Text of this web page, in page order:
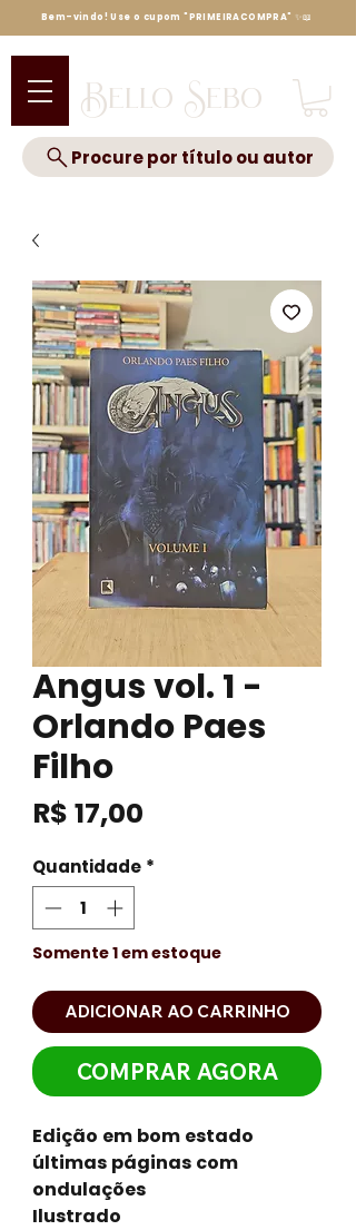
Bello Sebo
Procure por título ou autor
Bem-vindo! Use o cupom "PRIMEIRACOMPRA" ✨📖
Angus vol. 1 -
Orlando Paes
Filho
R$ 17,00
Quantidade *
Somente 1 em estoque
ADICIONAR AO CARRINHO
COMPRAR AGORA
Edição em bom estado
últimas páginas com
ondulações
Ilustrado